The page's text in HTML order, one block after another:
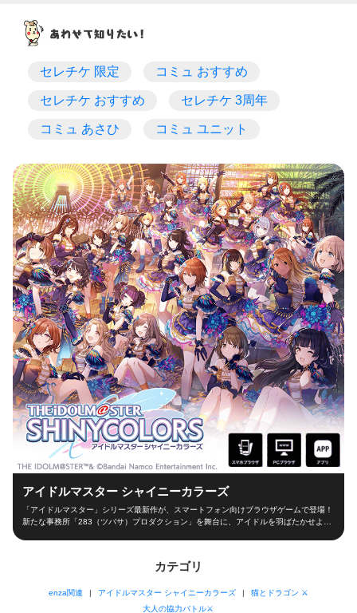
セレチケ 限定 コミュ おすすめ
セレチケ おすすめ セレチケ 3周年
コミュ あさひ コミュ ユニット
アイドルマスター シャイニーカラーズ
「アイドルマスター」シリーズ最新作が、スマートフォン向けブラウザゲームで登場！
新たな事務所「283（ツバサ）プロダクション」を舞台に、アイドルを羽ばたかせよ
て、レッスンやお仕事、オーディションなどの行動を選択！限られた期間の中でアイド
出場できるかは、プロデューサーの腕次第！ ■アイドルと信頼関係を深めよう！■ アイ
ドルと信頼関係を築くのもプロデューサーの大切なお仕事！朝の挨拶からライブ直前ま
カテゴリ
enza関連 アイドルマスター シャイニーカラーズ
猫とドラゴン ⚔
大人の協力バトル⚔